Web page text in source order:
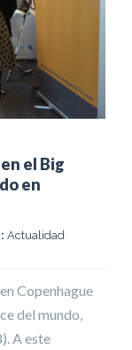
el Big
en
Actualidad
Copenhague
del mundo,
A este